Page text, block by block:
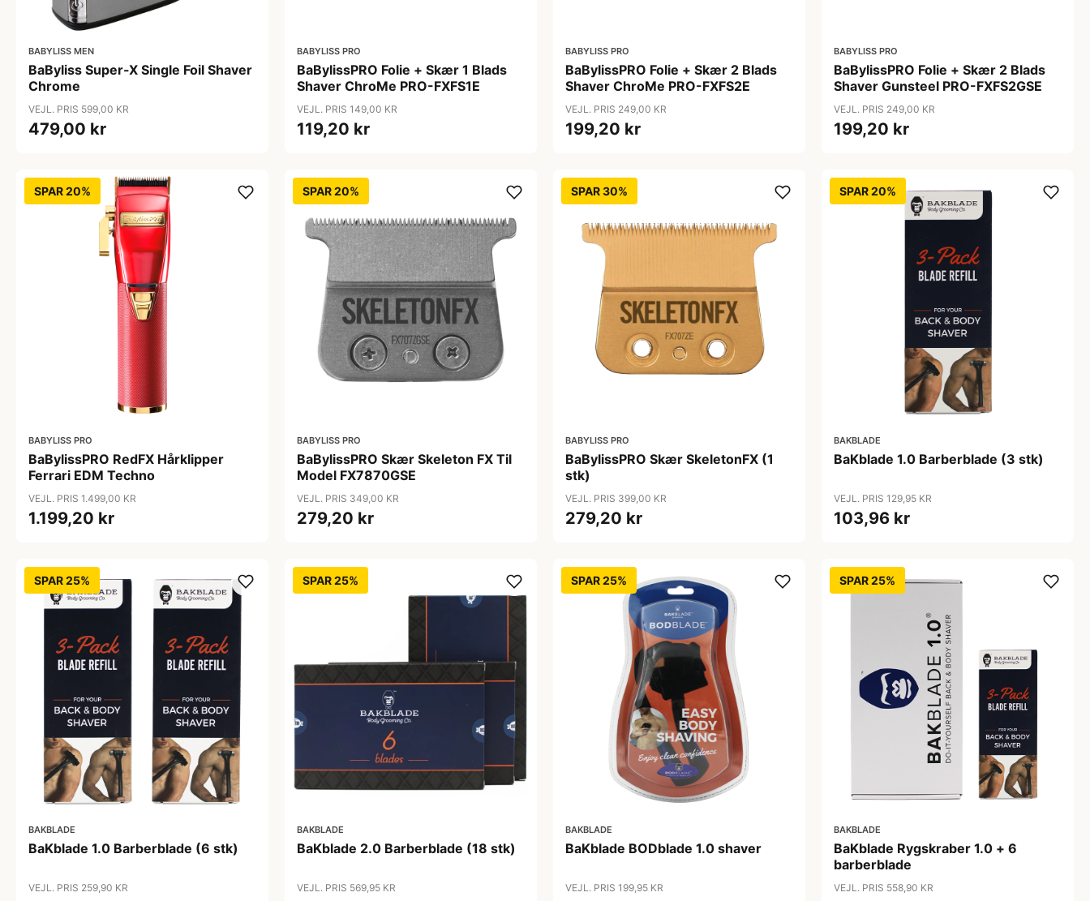
BABYLISS MEN
BaByliss Super-X Single Foil Shaver
Chrome
VEJL. PRIS 599,00 KR
479,00 kr
BABYLISS PRO
BaBylissPRO Folie + Skær 1 Blads
Shaver ChroMe PRO-FXFS1E
VEJL. PRIS 149,00 KR
119,20 kr
BABYLISS PRO
BaBylissPRO Folie + Skær 2 Blads
Shaver ChroMe PRO-FXFS2E
VEJL. PRIS 249,00 KR
199,20 kr
BABYLISS PRO
BaBylissPRO Folie + Skær 2 Blads
Shaver Gunsteel PRO-FXFS2GSE
VEJL. PRIS 249,00 KR
199,20 kr
SPAR 20%
BABYLISS PRO
BaBylissPRO RedFX Hårklipper
Ferrari EDM Techno
VEJL. PRIS 1.499,00 KR
1.199,20 kr
SPAR 20%
BABYLISS PRO
BaBylissPRO Skær Skeleton FX Til
Model FX7870GSE
VEJL. PRIS 349,00 KR
279,20 kr
SPAR 30%
BABYLISS PRO
BaBylissPRO Skær SkeletonFX (1
stk)
VEJL. PRIS 399,00 KR
279,20 kr
SPAR 20%
BAKBLADE
BaKblade 1.0 Barberblade (3 stk)
VEJL. PRIS 129,95 KR
103,96 kr
SPAR 25%
BAKBLADE
BaKblade 1.0 Barberblade (6 stk)
VEJL. PRIS 259,90 KR
SPAR 25%
BAKBLADE
BaKblade 2.0 Barberblade (18 stk)
VEJL. PRIS 569,95 KR
SPAR 25%
BAKBLADE
BaKblade BODblade 1.0 shaver
VEJL. PRIS 199,95 KR
SPAR 25%
BAKBLADE
BaKblade Rygskraber 1.0 + 6
barberblade
VEJL. PRIS 558,90 KR